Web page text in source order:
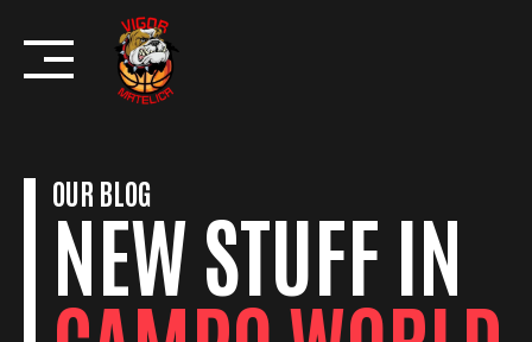
content
OUR BLOG
NEW STUFF IN